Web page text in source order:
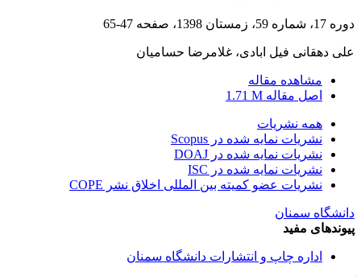
دوره 17، شماره 59، زمستان 1398، صفحه 47-65
علی دهقانی فیل ابادی، غلامرضا حسامیان
مشاهده مقاله
اصل مقاله 1.71 M
همه نشریات
نشریات نمایه شده در Scopus
نشریات نمایه شده در DOAJ
نشریات نمایه شده در ISC
نشریات عضو کمیته بین المللی اخلاق نشر COPE
دانشگاه سمنان
پیوندهای مفید
اداره چاپ و انتشارات دانشگاه سمنان